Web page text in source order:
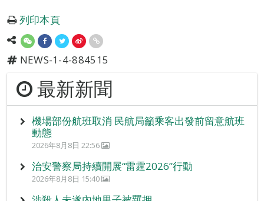
列印本頁
NEWS-1-4-884515
最新新聞
機場部份航班取消 民航局籲乘客出發前留意航班
動態
2026年8月8日 22:56
治安警察局持續開展“雷霆2026”行動
2026年8月8日 15:40